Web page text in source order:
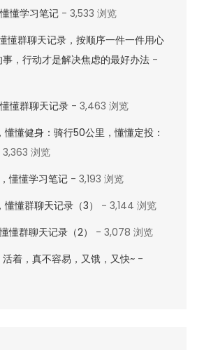
家
庭
一
都
低
调
懂学习笔记 - 3,533 浏览
懂群聊天记录，按顺序一件一件用心
，行动才是解决焦虑的最好办法 -
懂群聊天记录 - 3,463 浏览
懂健身：骑行50公里，懂懂定投：
浏览
懂懂学习笔记 - 3,193 浏览
懂群聊天记录（3）
- 3,144 浏览
懂群聊天记录（2）
- 3,078 浏览
着，真不容易，又饿，又快~ -